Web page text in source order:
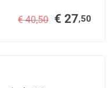
€ 40,50 € 27,50